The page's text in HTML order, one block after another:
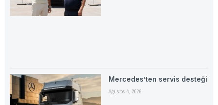
Mercedes’ten servis desteği
Ağustos 4, 2026